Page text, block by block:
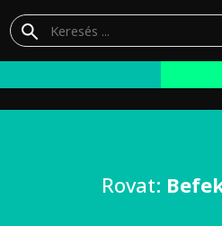
Rovat: